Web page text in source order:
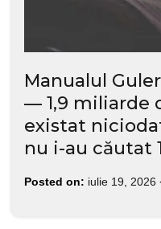
Manualul
— 1,9 miliarde
existat
nu i-au căutat
Posted on: iulie 19, 2026